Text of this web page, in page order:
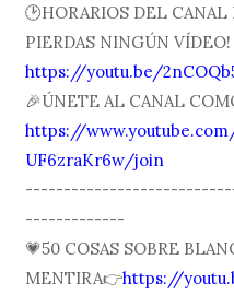
🕑HORARIOS DEL
PIERDAS NINGÚN
https://youtu.be/
🎉ÚNETE AL CANAL
https://
UF6zraKr6w/join
-------------
💗50 COSAS SOBRE
MENTIRA👉https://